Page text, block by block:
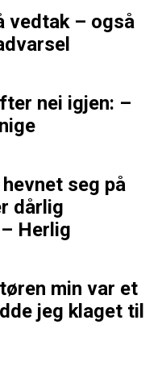
vedtak – også
nei igjen: –
seg på
dårlig
Herlig
min var et
jeg klaget til